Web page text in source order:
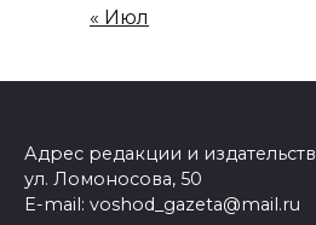
« Июл
Адрес редакции и
ул. Ломоносова, 50
E-mail: voshod_gazeta@mail.ru